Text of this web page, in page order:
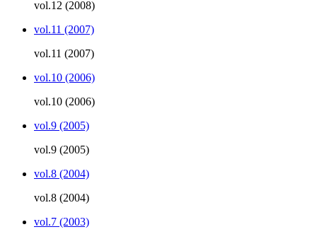
vol.12 (2008)
vol.11 (2007)
vol.11 (2007)
vol.10 (2006)
vol.10 (2006)
vol.9 (2005)
vol.9 (2005)
vol.8 (2004)
vol.8 (2004)
vol.7 (2003)